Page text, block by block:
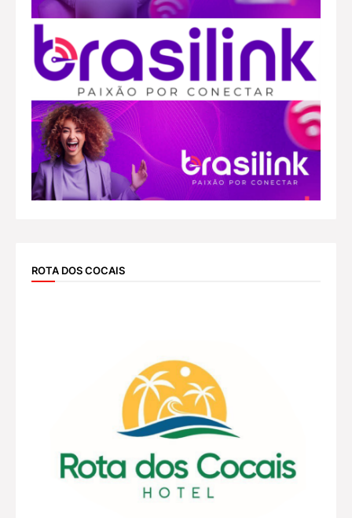
ROTA DOS COCAIS